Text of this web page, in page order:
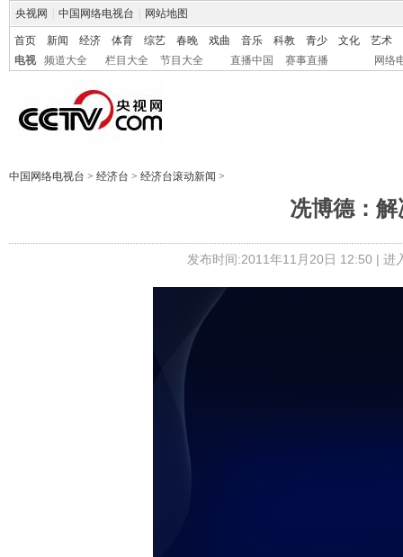
央视网 中国网络电视台 网站地图
首页 新闻 经济 体育 综艺 春晚 戏曲 音乐 科教 青少 文化
艺术
电视
频道大全 栏目大全 节目大全 直播中国 赛事直播 网络
中国网络电视台 > 经济台 > 经济台滚动新闻 >
冼博德：
发布时间:2011年11月20日 12:50 | 进